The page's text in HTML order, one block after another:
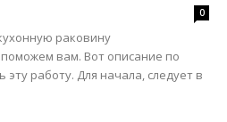
0
раковину
вам. Вот описание по
эту работу. Для начала, следует в